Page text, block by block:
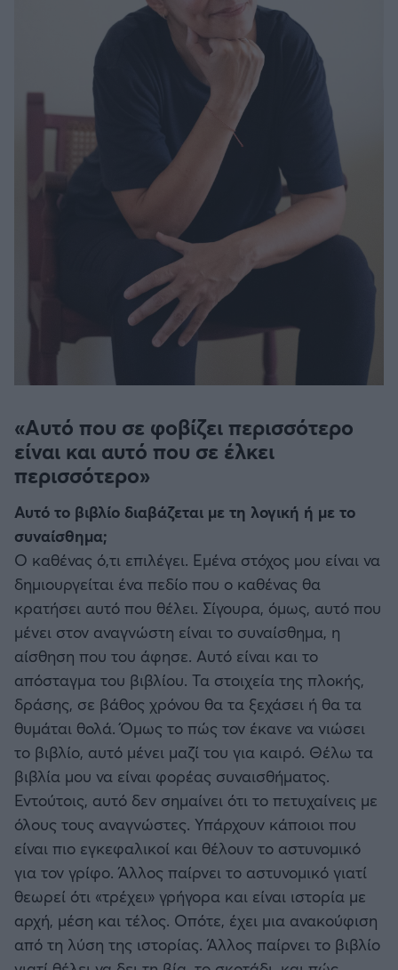
«Αυτό που σε φοβίζει περισσότερο
είναι και αυτό που σε έλκει
περισσότερο»
Αυτό το βιβλίο διαβάζεται με τη λογική ή με το
συναίσθημα;
Ο καθένας ό,τι επιλέγει. Εμένα στόχος μου είναι να
δημιουργείται ένα πεδίο που ο καθένας θα
κρατήσει αυτό που θέλει. Σίγουρα, όμως, αυτό που
μένει στον αναγνώστη είναι το συναίσθημα, η
αίσθηση που του άφησε. Αυτό είναι και το
απόσταγμα του βιβλίου. Τα στοιχεία της πλοκής,
δράσης, σε βάθος χρόνου θα τα ξεχάσει ή θα τα
θυμάται θολά. Όμως το πώς τον έκανε να νιώσει
το βιβλίο, αυτό μένει μαζί του για καιρό. Θέλω τα
βιβλία μου να είναι φορέας συναισθήματος.
Εντούτοις, αυτό δεν σημαίνει ότι το πετυχαίνεις με
όλους τους αναγνώστες. Υπάρχουν κάποιοι που
είναι πιο εγκεφαλικοί και θέλουν το αστυνομικό
για τον γρίφο. Άλλος παίρνει το αστυνομικό γιατί
θεωρεί ότι «τρέχει» γρήγορα και είναι ιστορία με
αρχή, μέση και τέλος. Οπότε, έχει μια ανακούφιση
από τη λύση της ιστορίας. Άλλος παίρνει το βιβλίο